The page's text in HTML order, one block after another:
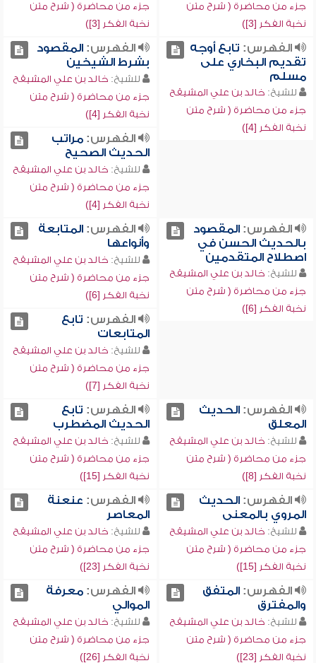
جزء من محاضرة ( شرح متن
نخبة الفكر [3])
جزء من محاضرة ( شرح متن
نخبة الفكر [3])
الفهرس: تابع أوجه
تقديم البخاري على
مسلم
للشيخ: خالد بن علي المشيقح
جزء من محاضرة ( شرح متن
نخبة الفكر [4])
الفهرس:المقصود
بشرط الشيخين
للشيخ: خالد بن علي المشيقح
جزء من محاضرة ( شرح متن
نخبة الفكر [4])
الفهرس:مراتب
الحديث الصحيح
للشيخ: خالد بن علي المشيقح
جزء من محاضرة ( شرح متن
نخبة الفكر [4])
الفهرس:المقصود
بالحديث الحسن في
اصطلاح المتقدمين
للشيخ: خالد بن علي المشيقح
جزء من محاضرة ( شرح متن
نخبة الفكر [6])
الفهرس:المتابعة
وأنواعها
للشيخ: خالد بن علي المشيقح
جزء من محاضرة ( شرح متن
نخبة الفكر [6])
الفهرس: تابع
المتابعات
للشيخ: خالد بن علي المشيقح
جزء من محاضرة ( شرح متن
نخبة الفكر [7])
الفهرس:الحديث
المعلق
للشيخ: خالد بن علي المشيقح
جزء من محاضرة ( شرح متن
نخبة الفكر [8])
الفهرس: تابع
الحديث المضطرب
للشيخ: خالد بن علي المشيقح
جزء من محاضرة ( شرح متن
نخبة الفكر [15])
الفهرس:الحديث
المروي بالمعنى
للشيخ: خالد بن علي المشيقح
جزء من محاضرة ( شرح متن
نخبة الفكر [15])
الفهرس: عنعنة
المعاصر
للشيخ: خالد بن علي المشيقح
جزء من محاضرة ( شرح متن
نخبة الفكر [23])
الفهرس:المتفق
والمفترق
للشيخ: خالد بن علي المشيقح
جزء من محاضرة ( شرح متن
نخبة الفكر [23])
الفهرس:معرفة
الموالي
للشيخ: خالد بن علي المشيقح
جزء من محاضرة ( شرح متن
نخبة الفكر [26])